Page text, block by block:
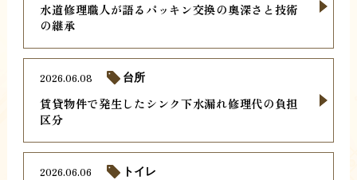
水道修理職人が語るパッキン交換の奥深さと技術
の継承
賃貸物件で発生したシンク下水漏れ修理代の負担
区分
2026.06.08 台所
2026.06.06 トイレ